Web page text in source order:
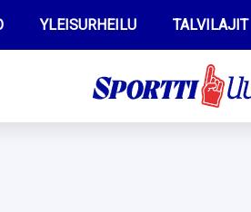
YLEISURHEILU TALVILAJIT